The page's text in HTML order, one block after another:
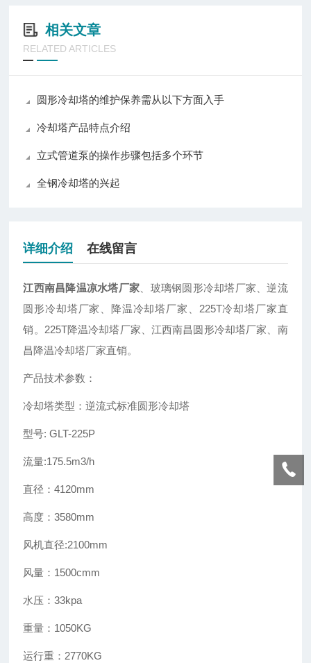
相关文章
RELATED ARTICLES
圆形冷却塔的维护保养需从以下方面入手
冷却塔产品特点介绍
立式管道泵的操作步骤包括多个环节
全钢冷却塔的兴起
详细介绍 在线留言
江西南昌降温凉水塔厂家 、玻璃钢圆形冷却塔厂家、逆流
圆形冷却塔厂家、降温冷却塔厂家、225T冷却塔厂家直
销。225T降温冷却塔厂家、江西南昌圆形冷却塔厂家、南
昌降温冷却塔厂家直销。
产品技术参数：
冷却塔类型：逆流式标准圆形冷却塔
型号: GLT-225P
流量:175.5m3/h
直径：4120mm
高度：3580mm
风机直径:2100mm
风量：1500cmm
水压：33kpa
重量：1050KG
运行重：2770KG